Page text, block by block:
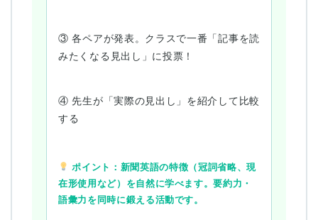
③ 各ペアが発表。クラスで一番「記事を読
みたくなる見出し」に投票！
④ 先生が「実際の見出し」を紹介して比較
する
ポイント：新聞英語の特徴（冠詞省略、現
在形使用など）を自然に学べます。要約力・
語彙力を同時に鍛える活動です。